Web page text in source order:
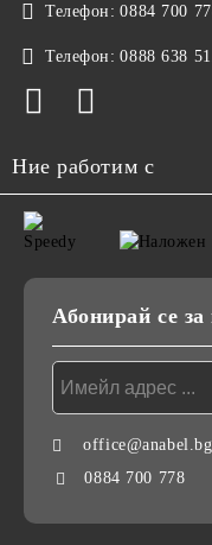
Телефон: 0884 700
Телефон: 0888 638
Ние работим с
Абонирай се
office@anabel.bg
0884 700 778